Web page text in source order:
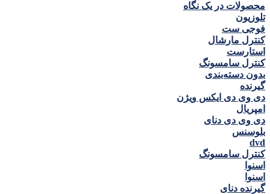
محصولات در یک نگاه
تلوزيون
فوجی ست
کنترل مارشال
استارست
کنترل سامسونگ
بدون دسته‌بندی
گيرنده
دی وی دی ايكس ويژن
امپريال
دی وی دی دنای
بلوسنس
dvd
کنترل سامسونگ
اسنوا
اسنوا
گیرنده دنای